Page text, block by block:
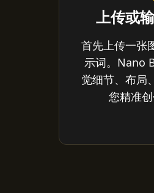
上传或
首先上传一张
示词。Nano
觉细节、布局
您精准创